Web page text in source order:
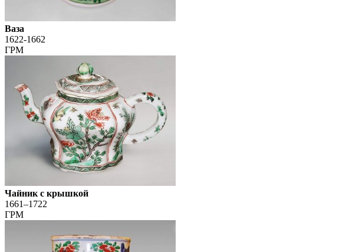
Ваза
1622-1662
ГРМ
Чайник с крышкой
1661–1722
ГРМ